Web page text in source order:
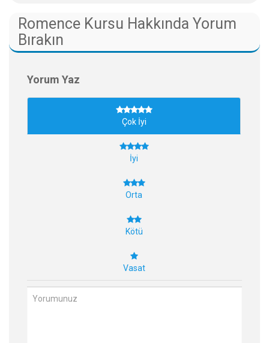
Romence Kursu Hakkında Yorum
Bırakın
Yorum Yaz
Çok İyi
İyi
Orta
Kötü
Vasat